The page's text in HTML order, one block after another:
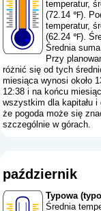
temperatur,
(72.14 ℉).
temperatur,
(62.24 ℉).
Średnia
Przy
różnić się od tych
miesiąca wynosi około
12:38 i na końcu
wszystkim dla kapitału i
że pogoda może się
szczególnie w górach.
październik
Typowa
Średnia